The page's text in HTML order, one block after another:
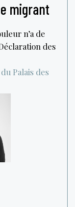
migrant
n’a de
des
Palais des